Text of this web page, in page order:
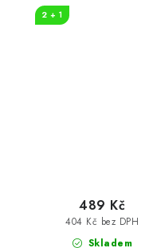
2 + 1
Skladem
404 Kč bez DPH
489 Kč